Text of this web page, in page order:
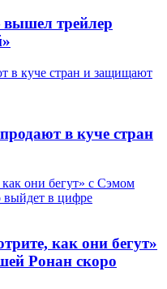
трейлер
в куче стран и защищают
в куче стран
они бегут» с Сэмом
в цифре
как они бегут»
Ронан скоро